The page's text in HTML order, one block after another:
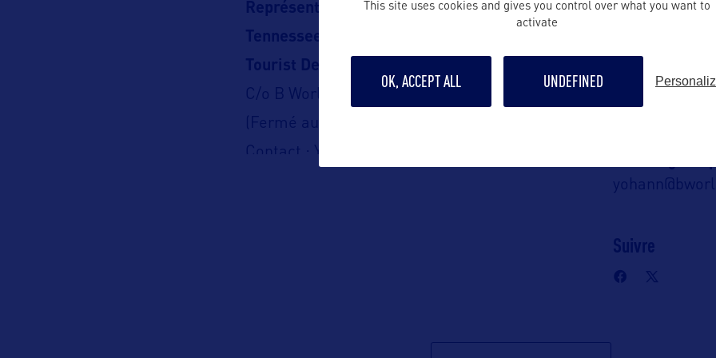
Représentation en France :
Tennessee Department of
Tourist Development
C/o B World Communication
(Fermé au public)
Contact : Yohann Robert
Suivre
This site uses cookies and gives you control over what you want to
activate
OK, ACCEPT ALL UNDEFINED